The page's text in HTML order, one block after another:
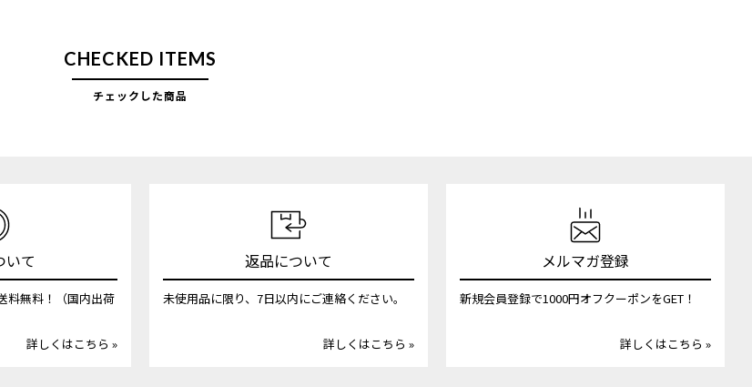
CHECKED ITEMS
チェックした商品
いて
料無料！（国内出荷
詳しくはこちら »
返品について
未使用品に限り、7日以内にご連絡ください。
詳しくはこちら »
メルマガ登録
新規会員登録で1000円オフクーポンをGET！
詳しくはこちら »